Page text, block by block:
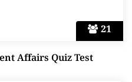
21
Affairs Quiz Test